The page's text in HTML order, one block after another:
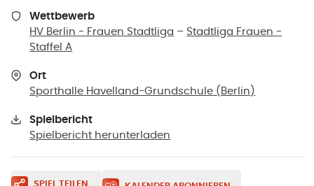
Wettbewerb
HV Berlin - Frauen Stadtliga – Stadtliga Frauen -
Staffel A
Ort
Sporthalle Havelland-Grundschule ( Berlin )
Spielbericht
Spielbericht herunterladen